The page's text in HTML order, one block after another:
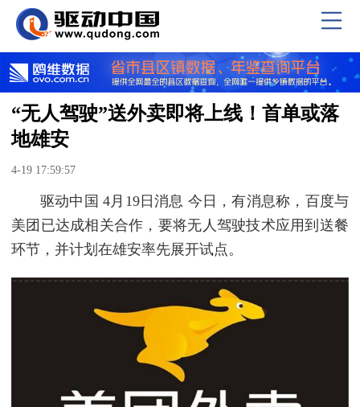
“无人驾驶”送外卖即将上线！首单或落
地雄安
4-19 17:59:57
驱动中国 4月19日消息 今日，有消息称，百度与
美团已达成相关合作，要将无人驾驶技术应用到送餐
环节，并计划在雄安率先展开试点。